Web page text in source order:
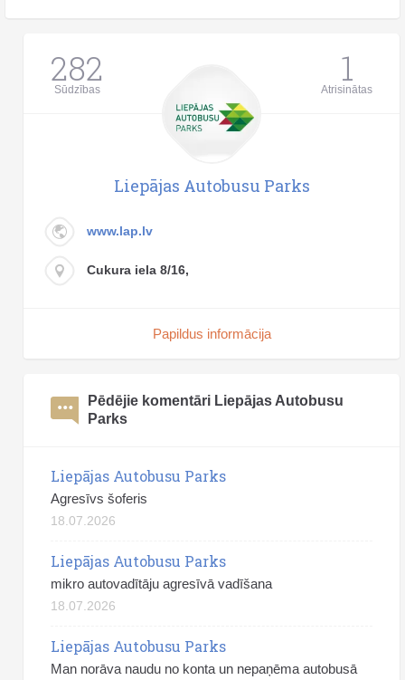
282
Sūdzības 1
Atrisinātas
Liepājas Autobusu Parks
www.lap.lv
Cukura iela 8/16,
Papildus informācija
Pēdējie komentāri Liepājas Autobusu
Parks
Liepājas Autobusu Parks
Agresīvs šoferis
18.07.2026
Liepājas Autobusu Parks
mikro autovadītāju agresīvā vadīšana
18.07.2026
Liepājas Autobusu Parks
Man norāva naudu no konta un nepaņēma autobusā